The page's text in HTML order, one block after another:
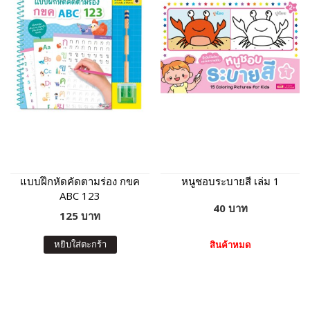
แบบฝึกหัดคัดตามร่อง กขค
ABC 123
125 บาท
หยิบใส่ตะกร้า
หนูชอบระบายสี เล่ม 1
40 บาท
สินค้าหมด